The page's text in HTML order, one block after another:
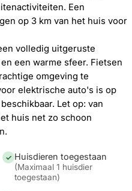
Een
op 3 km van het huis voor
volledig uitgeruste
een warme sfeer. Fietsen
omgeving te
elektrische auto's is op
Let op: van
huis net zo schoon
✓ Huisdieren toegestaan
(Maximaal 1 huisdier
toegestaan)